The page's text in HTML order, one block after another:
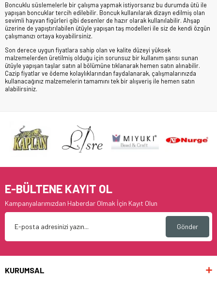
Boncuklu süslemelerle bir çalışma yapmak istiyorsanız bu durumda ütü ile
yapışan boncuklar tercih edilebilir. Boncuk kullanılarak dizayn edilmiş olan
sevimli hayvan figürleri gibi desenler de hazır olarak kullanılabilir. Ahşap
üzerine de yapıştırılabilen ütüyle yapışan taş modelleri ile siz de kendi özgün
çalışmanızı ortaya koyabilirsiniz.
Son derece uygun fiyatlara sahip olan ve kalite düzeyi yüksek
malzemelerden üretilmiş olduğu için sorunsuz bir kullanım şansı sunan
ütüyle yapışan taşlar satın al bölümüne tıklanarak hemen satın alınabilir.
Cazip fiyatlar ve ödeme kolaylıklarından faydalanarak, çalışmalarınızda
kullanacağınız malzemelerin tamamını tek bir alışveriş ile hemen satın
alabilirsiniz.
E-BÜLTENE KAYIT OL
Kampanyalarımızdan Haberdar Olmak İçin Kayıt Olun
Gönder
KURUMSAL